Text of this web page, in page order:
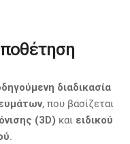
διαδικασία
, που βασίζεται
(3D) και ειδικού
.